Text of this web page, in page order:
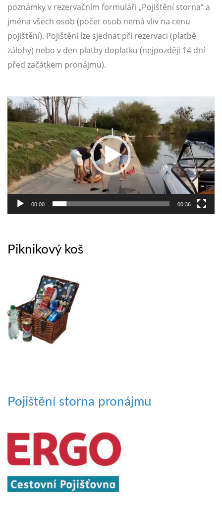
poznámky v rezervačním formuláři „Pojištění storna“ a
jména všech osob (počet osob nemá vliv na cenu
pojištění). Pojištění lze sjednat při rezervaci (platbě
zálohy) nebo v den platby doplatku (nejpozději 14 dní
před začátkem pronájmu).
Video
přehrávač
00:00 00:36
Piknikový koš
Pojištění storna pronájmu